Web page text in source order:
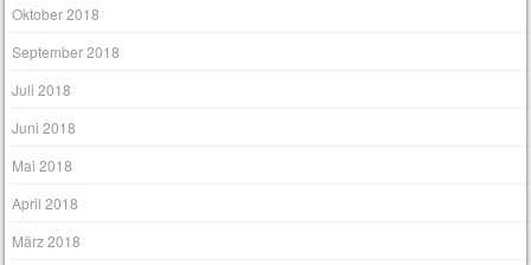
Oktober 2018
September 2018
Juli 2018
Juni 2018
Mai 2018
April 2018
März 2018